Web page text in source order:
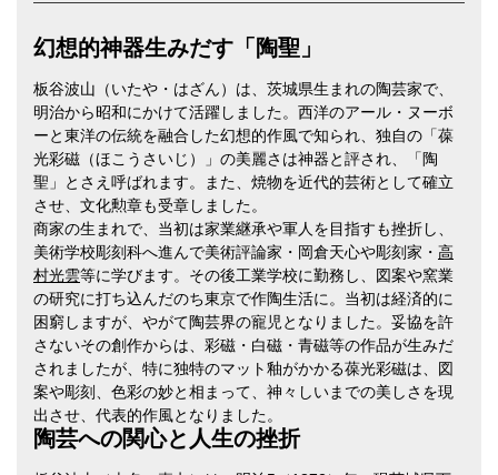
幻想的神器生みだす「陶聖」
板谷波山（いたや・はざん）は、茨城県生まれの陶芸家で、
明治から昭和にかけて活躍しました。西洋のアール・ヌーボ
ーと東洋の伝統を融合した幻想的作風で知られ、独自の「葆
光彩磁（ほこうさいじ）」の美麗さは神器と評され、「陶
聖」とさえ呼ばれます。また、焼物を近代的芸術として確立
させ、文化勲章も受章しました。
商家の生まれで、当初は家業継承や軍人を目指すも挫折し、
美術学校彫刻科へ進んで美術評論家・岡倉天心や彫刻家・ 高
村光雲等に学びます。その後工業学校に勤務し、図案や窯業
の研究に打ち込んだのち東京で作陶生活に。当初は経済的に
困窮しますが、やがて陶芸界の寵児となりました。妥協を許
さないその創作からは、彩磁・白磁・青磁等の作品が生みだ
されましたが、特に独特のマット釉がかかる葆光彩磁は、図
案や彫刻、色彩の妙と相まって、神々しいまでの美しさを現
出させ、代表的作風となりました。
陶芸への関心と人生の挫折